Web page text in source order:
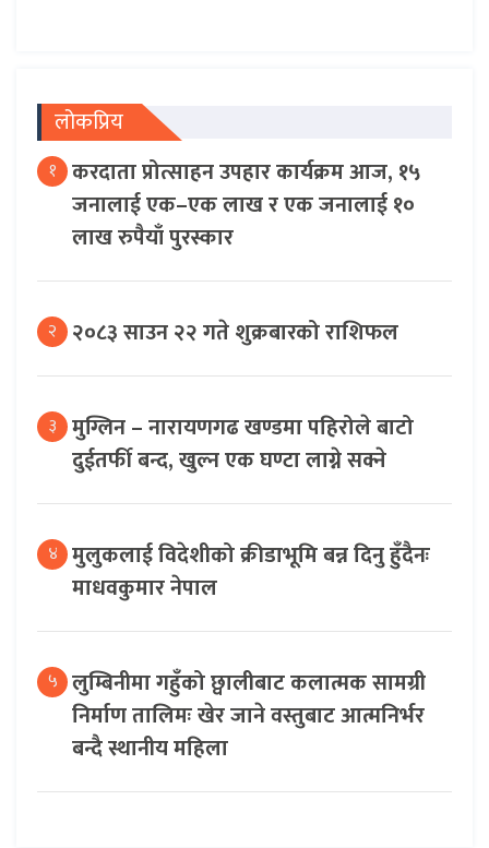
लोकप्रिय
१ करदाता प्रोत्साहन उपहार कार्यक्रम आज, १५
जनालाई एक–एक लाख र एक जनालाई १०
लाख रुपैयाँ पुरस्कार
२ २०८३ साउन २२ गते शुक्रबारको राशिफल
३ मुग्लिन – नारायणगढ खण्डमा पहिरोले बाटो
दुईतर्फी बन्द, खुल्न एक घण्टा लाग्ने सक्ने
४ मुलुकलाई विदेशीको क्रीडाभूमि बन्न दिनु हुँदैनः
माधवकुमार नेपाल
५ लुम्बिनीमा गहुँको छ्वालीबाट कलात्मक सामग्री
निर्माण तालिमः खेर जाने वस्तुबाट आत्मनिर्भर
बन्दै स्थानीय महिला